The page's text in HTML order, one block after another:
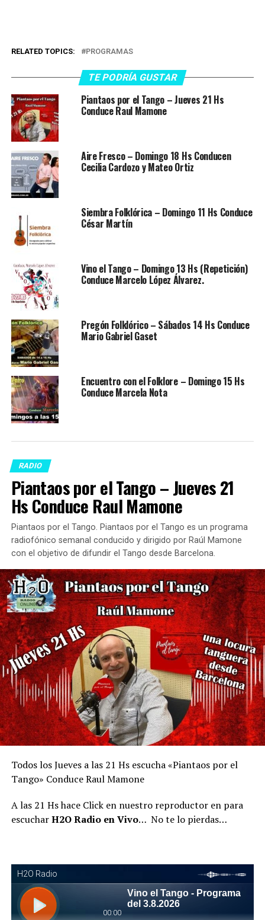
RELATED TOPICS: PROGRAMAS
TE PODRÍA GUSTAR
Piantaos por el Tango – Jueves 21 Hs
Conduce Raul Mamone
Aire Fresco – Domingo 18 Hs Conducen
Cecilia Cardozo y Mateo Ortiz
Siembra Folklórica – Domingo 11 Hs Conduce
César Martín
Vino el Tango – Domingo 13 Hs (Repetición)
Conduce Marcelo López Álvarez.
Pregón Folklórico – Sábados 14 Hs Conduce
Mario Gabriel Gaset
Encuentro con el Folklore – Domingo 15 Hs
Conduce Marcela Nota
RADIO
Piantaos por el Tango – Jueves 21
Hs Conduce Raul Mamone
Piantaos por el Tango. Piantaos por el Tango es un programa
radiofónico semanal conducido y dirigido por Raúl Mamone
con el objetivo de difundir el Tango desde Barcelona.
Todos los Jueves a las 21 Hs escucha «Piantaos por el
Tango» Conduce Raul Mamone
A las 21 Hs hace Click en nuestro reproductor en para
escucharH2O Radio en Vivo… No te lo pierdas…